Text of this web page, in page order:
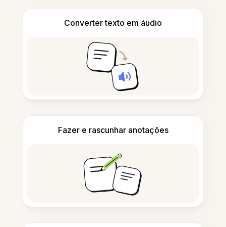
Converter texto em áudio
Fazer e rascunhar anotações